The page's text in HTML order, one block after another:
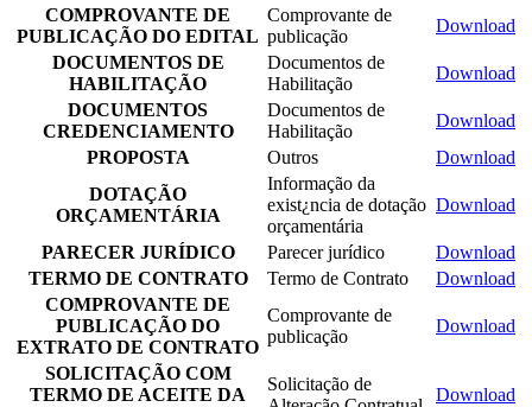
COMPROVANTE DE
PUBLICAÇÃO DO EDITAL
Comprovante de
publicação
Download
DOCUMENTOS DE
HABILITAÇÃO
Documentos de
Habilitação
Download
DOCUMENTOS
CREDENCIAMENTO
Documentos de
Habilitação
Download
PROPOSTA
Outros
Download
DOTAÇÃO
ORÇAMENTÁRIA
Informação da
exist¿ncia de dotação
orçamentária
Download
PARECER JURÍDICO Parecer jurídico
Download
TERMO DE CONTRATO
Termo de Contrato
Download
COMPROVANTE DE
PUBLICAÇÃO DO
EXTRATO DE CONTRATO
Comprovante de
publicação
Download
SOLICITAÇÃO COM
TERMO DE ACEITE DA
Solicitação de
Download